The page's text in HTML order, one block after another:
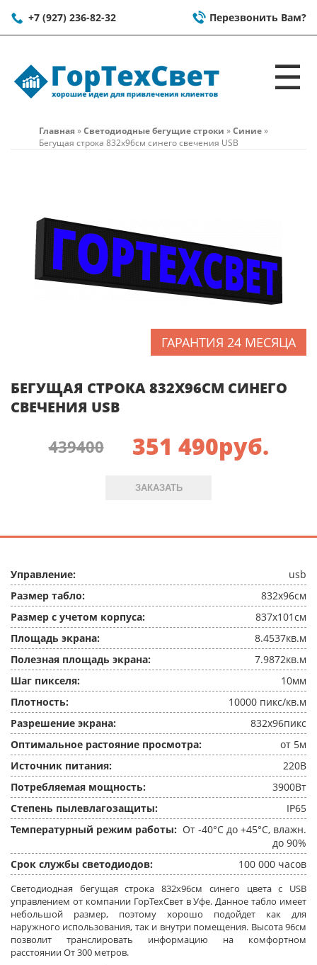
+7 (927) 236-82-32 Перезвонить Вам?
☰
Главная»Светодиодные бегущие строки »Синие»
Бегущая строка 832x96см синего свечения USB
БЕГУЩАЯ СТРОКА 832X96СМ СИНЕГО
СВЕЧЕНИЯ USB
439400 351 490руб.
ЗАКАЗАТЬ
ГАРАНТИЯ 24 МЕСЯЦА
Управление:
usb
Размер табло:
832x96см
Размер с учетом корпуса:
837x101см
Площадь экрана:
8.4537кв.м
Полезная площадь экрана:
7.9872кв.м
Шаг пикселя:
10мм
Плотность:
10000 пикс/кв.м
Разрешение экрана:
832x96пикс
Оптимальное растояние просмотра:
от 5м
Источник питания:
220В
Потребляемая мощность:
3900Вт
Степень пылевлагозащиты:
IP65
Температурный режим работы: От -40°C до +45°C, влажн.
до 90%
Срок службы светодиодов:
100 000 часов
Светодиодная бегущая строка 832x96см синего цвета c USB
управлением от компании ГорТехСвет в Уфе. Данное табло имеет
небольшой размер, поэтому хорошо подойдет как для
наружного использования, так и внутри помещения. Высота 96см
позволит транслировать информацию на комфортном
расстоянии От 300 метров.